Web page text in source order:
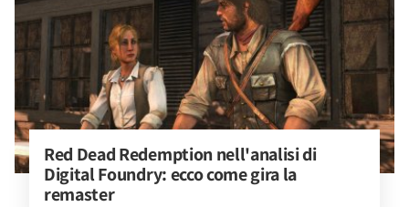
Red Dead Redemption nell'analisi di
Digital Foundry: ecco come gira la
remaster